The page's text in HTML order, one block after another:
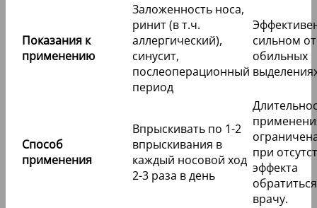
Показания к
применению
Заложенность носа,
ринит (в т.ч.
аллергический),
синусит,
послеоперационный
период
сильном
обильных
Способ
применения
Впрыскивать по 1-2
впрыскивания в
каждый носовой ход
2-3 раза в день
при
эффекта
врачу.